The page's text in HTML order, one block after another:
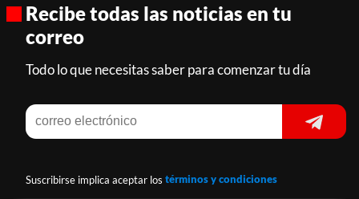
Recibe todas las noticias en tu
correo
Todo lo que necesitas saber para comenzar tu día
Suscribirse implica aceptar los términos y condiciones